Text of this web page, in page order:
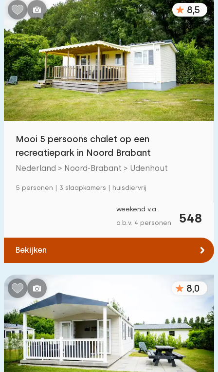
8,5
Mooi 5 persoons chalet op een
recreatiepark in Noord Brabant
Nederland > Noord-Brabant > Udenhout
5 personen | 3 slaapkamers | huisdiervrij
548
weekend v.a.
o.b.v. 4 personen
Bekijken
8,0